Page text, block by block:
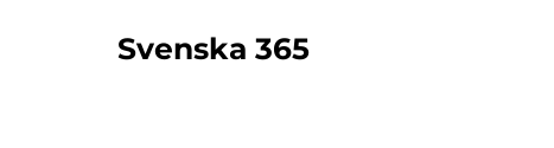
Svenska 365